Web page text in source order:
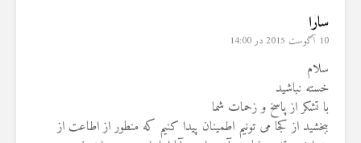
سارا
10 آگوست 2015 در 14:00
سلام
خسته نباشید
با تشکر از پاسخ و زحمات شما
ببخشید از کجا می تونیم اطمینان پیدا کنیم که منطور از اطاعت از